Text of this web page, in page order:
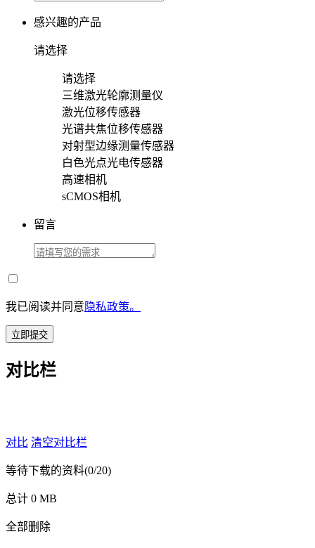
感兴趣的产品
请选择
请选择
三维激光轮廓测量仪
激光位移传感器
光谱共焦位移传感器
对射型边缘测量传感器
白色光点光电传感器
高速相机
sCMOS相机
留言
我已阅读并同意 隐私政策。
立即提交
对比栏
对比 清空对比栏
等待下载的资料(0/20)
总计 0 MB
全部删除